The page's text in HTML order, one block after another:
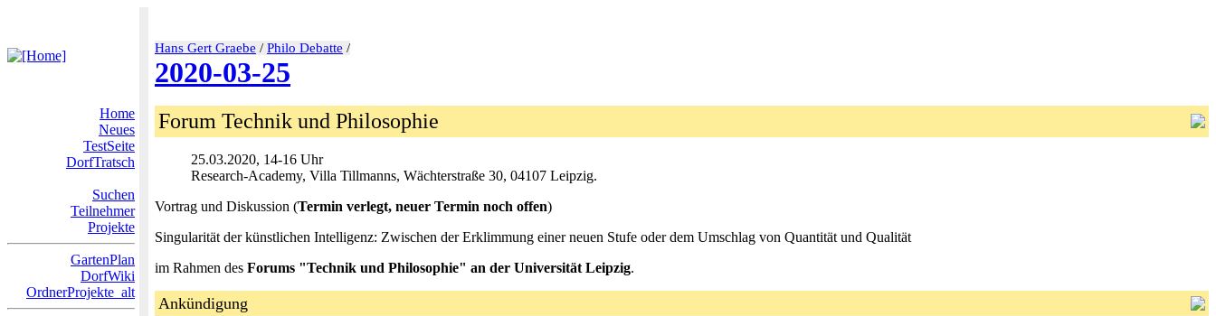
Hans Gert Graebe / Philo Debatte /
2020-03-25
Home
Neues
TestSeite
DorfTratsch
Suchen
Teilnehmer
Projekte
GartenPlan
DorfWiki
OrdnerProjekte_alt
Forum Technik und Philosophie
25.03.2020, 14-16 Uhr
Research-Academy, Villa Tillmanns, Wächterstraße 30, 04107 Leipzig.
Vortrag und Diskussion (Termin verlegt, neuer Termin noch offen)
Singularität der künstlichen Intelligenz: Zwischen der Erklimmung einer neuen Stufe oder dem Umschlag von Quantität und Qualität
im Rahmen des Forums "Technik und Philosophie" an der Universität Leipzig.
Ankündigung